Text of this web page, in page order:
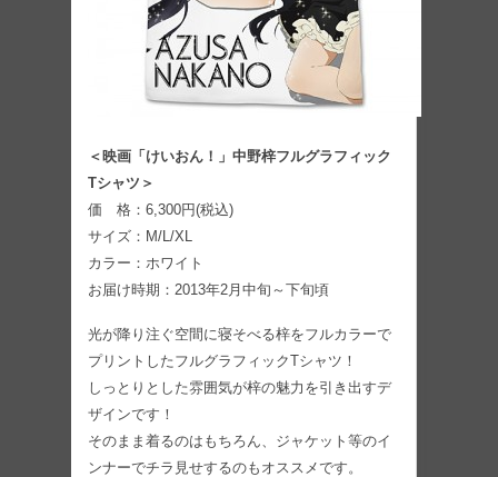
＜映画「けいおん！」中野梓フルグラフィック
Tシャツ＞
価 格：6,300円(税込)
サイズ：M/L/XL
カラー：ホワイト
お届け時期：2013年2月中旬～下旬頃
光が降り注ぐ空間に寝そべる梓をフルカラーで
プリントしたフルグラフィックTシャツ！
しっとりとした雰囲気が梓の魅力を引き出すデ
ザインです！
そのまま着るのはもちろん、ジャケット等のイ
ンナーでチラ見せするのもオススメです。